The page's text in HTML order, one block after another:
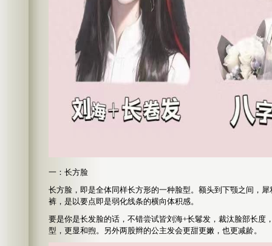
一：长方脸
长方脸，即是全体同样长方形的一种脸型。额头到下颚之间，
裤，是以要点即是弱化线条的横向体积感。
要是你是长发脸的话，不错尝试皆刘海+长鬈发，裁汰脸部长
型，更显和煦。另外两股辫的公主发会更甜更嫩，也更减龄。